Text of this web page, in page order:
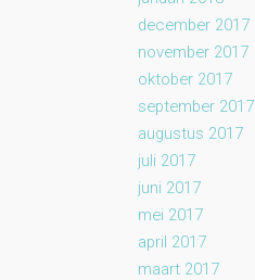
december 2017
november 2017
oktober 2017
september 2017
augustus 2017
juli 2017
juni 2017
mei 2017
april 2017
maart 2017